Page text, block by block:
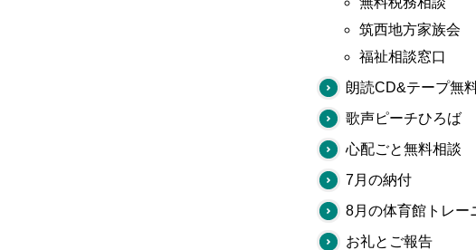
筑西地方家族会
福祉相談窓口
朗読CD&テープ無
歌声ピーチひろば
心配ごと無料相談
7月の納付
8月の体育館トレー
お礼とご報告